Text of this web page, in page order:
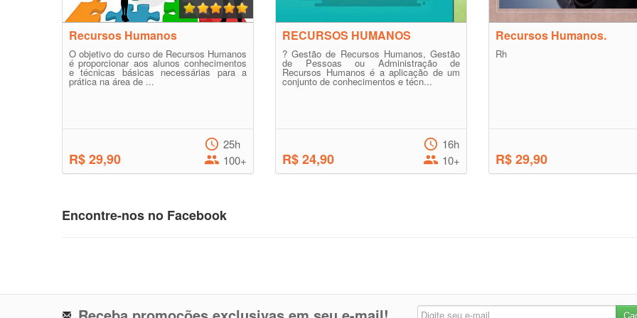
Recursos Humanos
O objetivo do curso de Recursos Humanos
é proporcionar aos alunos conhecimentos
e técnicas básicas necessárias para a
prática na área de ...
R$ 29,90
25h
100+
RECURSOS HUMANOS
? Gestão de Recursos Humanos, Gestão
de Pessoas ou Administração de
Recursos Humanos é a aplicação de um
conjunto de conhecimentos e técn...
R$ 24,90
16h
10+
Recursos Humanos.
Rh
R$ 29,90
Encontre-nos no Facebook